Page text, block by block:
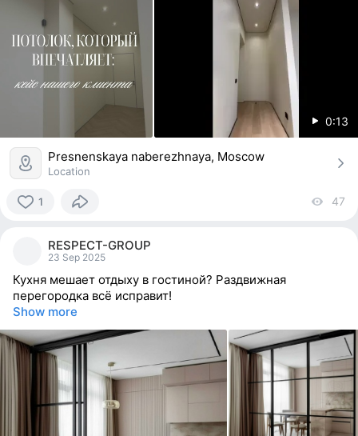
0:13
Presnenskaya naberezhnaya, Moscow
Location
1 47
RESPECT-GROUP
23 Sep 2025
Кухня мешает отдыху в гостиной? Раздвижная
перегородка всё исправит!
Show more